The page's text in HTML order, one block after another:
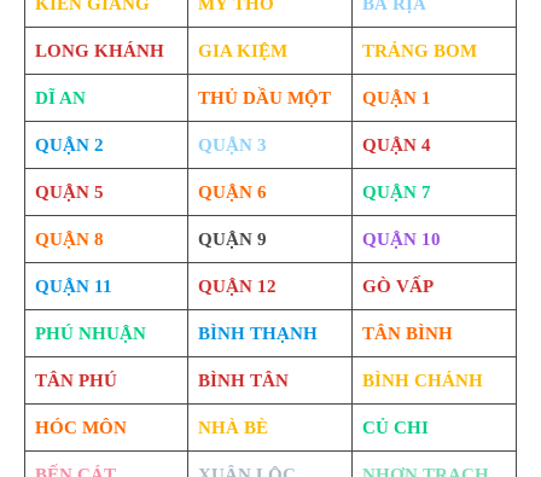
LONG KHÁNH GIA KIỆM TRẢNG BOM
DĨ AN THỦ DẦU MỘT QUẬN 1
QUẬN 2 QUẬN 3 QUẬN 4
QUẬN 5 QUẬN 6 QUẬN 7
QUẬN 8 QUẬN 9 QUẬN 10
QUẬN 11 QUẬN 12 GÒ VẤP
PHÚ NHUẬN BÌNH THẠNH TÂN BÌNH
TÂN PHÚ BÌNH TÂN BÌNH CHÁNH
HÓC MÔN NHÀ BÈ CỦ CHI